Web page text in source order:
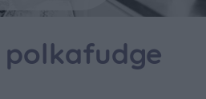
polkafudge